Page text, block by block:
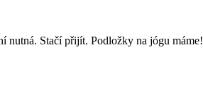
nutná. Stačí přijít. Podložky na jógu máme!